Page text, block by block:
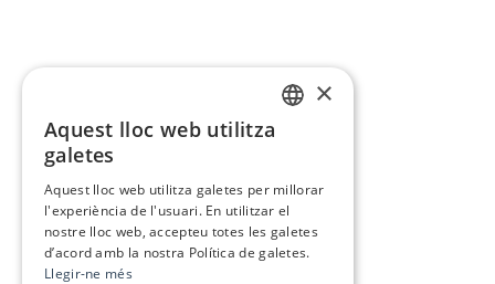
×
Aquest lloc web utilitza
galetes
Aquest lloc web utilitza galetes per millorar
l'experiència de l'usuari. En utilitzar el
nostre lloc web, accepteu totes les galetes
d’acord amb la nostra Política de galetes.
Llegir-ne més